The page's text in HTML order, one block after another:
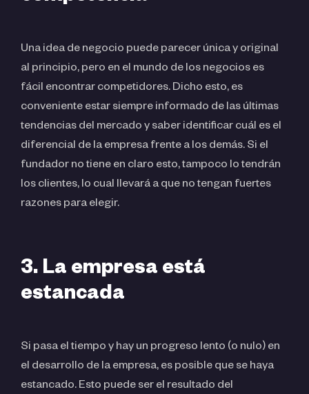
Una idea de negocio puede parecer única y original
al principio, pero en el mundo de los negocios es
fácil encontrar competidores. Dicho esto, es
conveniente estar siempre informado de las últimas
tendencias del mercado y saber identificar cuál es el
diferencial de la empresa frente a los demás. Si el
fundador no tiene en claro esto, tampoco lo tendrán
los clientes, lo cual llevará a que no tengan fuertes
razones para elegir.
3. La empresa está
estancada
Si pasa el tiempo y hay un progreso lento (o nulo) en
el desarrollo de la empresa, es posible que se haya
estancado. Esto puede ser el resultado del